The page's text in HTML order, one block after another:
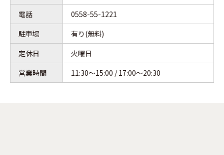
電話
0558-55-1221
駐車場
有り(無料)
定休日
火曜日
営業時間
11:30～15:00 / 17:00～20:30